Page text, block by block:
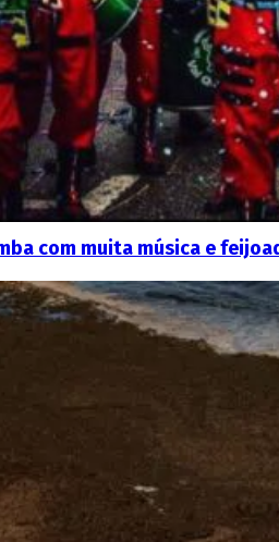
com muita música e